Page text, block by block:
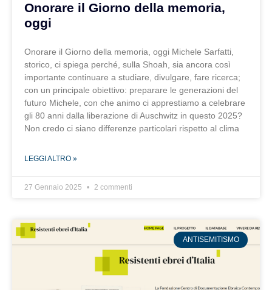
Onorare il Giorno della memoria,
oggi
Onorare il Giorno della memoria, oggi Michele Sarfatti,
storico, ci spiega perché, sulla Shoah, sia ancora così
importante continuare a studiare, divulgare, fare ricerca;
con un principale obiettivo: preparare le generazioni del
futuro Michele, con che animo ci apprestiamo a celebrare
gli 80 anni dalla liberazione di Auschwitz in questo 2025?
Non credo ci siano differenze particolari rispetto al clima
LEGGI ALTRO »
27 Gennaio 2025 2 commenti
ANTISEMITISMO